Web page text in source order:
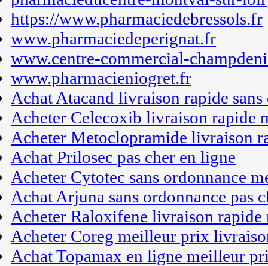
https://www.pharmaciedebressols.fr
www.pharmaciedeperignat.fr
www.centre-commercial-
www.pharmacieniogret.fr
Achat Atacand livraison rapide sans
Acheter Celecoxib livraison rapide
Acheter Metoclopramide livraison
Achat Prilosec pas cher en ligne
Acheter Cytotec sans ordonnance
Achat Arjuna sans ordonnance pas
Acheter Raloxifene livraison
Acheter Coreg meilleur prix
Achat Topamax en ligne meilleur